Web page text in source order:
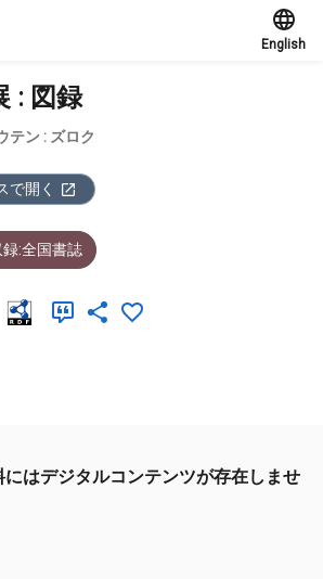
English
: 図録
テン : ズロク
で開く
録:全国書誌
にはデジタルコンテンツが存在しませ